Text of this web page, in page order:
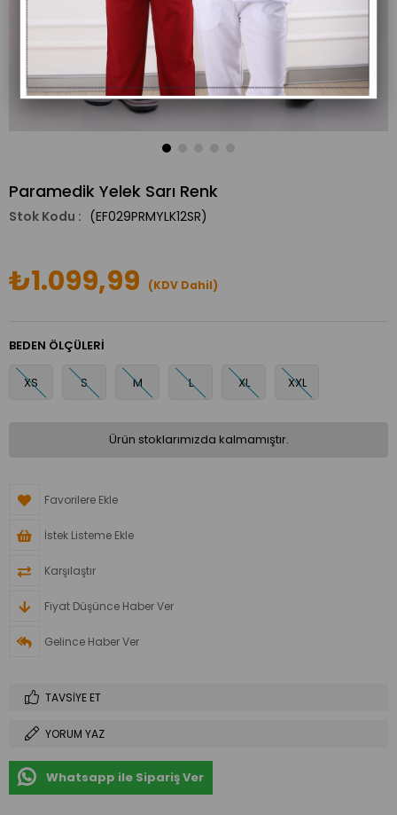
Paramedik Yelek Sarı Renk
(EF029PRMYLK12SR)
₺1.099,99 (KDV Dahil)
BEDEN ÖLÇÜLERİ
XS S M L XL XXL
Ürün stoklarımızda kalmamıştır.
Favorilere Ekle
İstek Listeme Ekle
Karşılaştır
Fiyat Düşünce Haber Ver
Gelince Haber Ver
TAVSIYE ET
YORUM YAZ
Whatsapp ile Sipariş Ver